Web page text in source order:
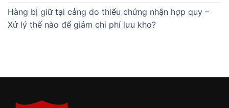
Hàng bị giữ tại cảng do thiếu chứng nhận hợp quy –
Xử lý thế nào để giảm chi phí lưu kho?